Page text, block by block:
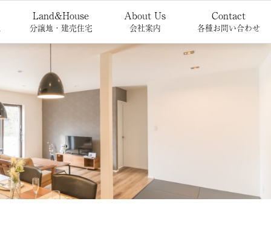
Land&House
分譲地・建売住宅
About Us
会社案内
Contact
各種お問い合わせ